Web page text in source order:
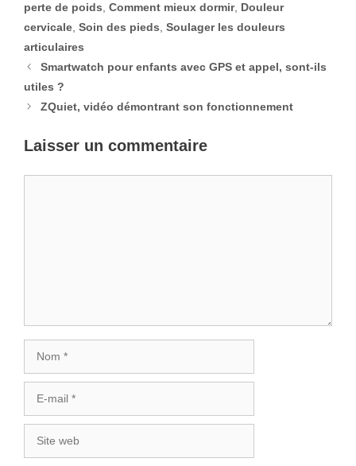
perte de poids Comment mieux dormir, Douleur
cervicale Soin des pieds Soulager les douleurs
articulaires
Smartwatch pour enfants avec GPS et appel, sont-ils
utiles ?
ZQuiet, vidéo démontrant son fonctionnement
Laisser un commentaire
mail
web